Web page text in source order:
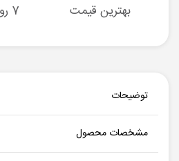
بهترین قیمت 7 روز بازگشت کالا
توضیحات
مشخصات محصول